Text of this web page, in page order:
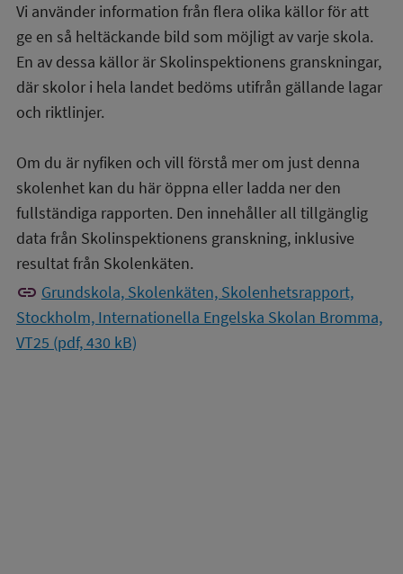
Vi använder information från flera olika källor för att
ge en så heltäckande bild som möjligt av varje skola.
En av dessa källor är Skolinspektionens granskningar,
där skolor i hela landet bedöms utifrån gällande lagar
och riktlinjer.
Om du är nyfiken och vill förstå mer om just denna
skolenhet kan du här öppna eller ladda ner den
fullständiga rapporten. Den innehåller all tillgänglig
data från Skolinspektionens granskning, inklusive
resultat från Skolenkäten.
link Grundskola, Skolenkäten, Skolenhetsrapport,
Stockholm, Internationella Engelska Skolan Bromma,
VT25 (pdf, 430 kB)